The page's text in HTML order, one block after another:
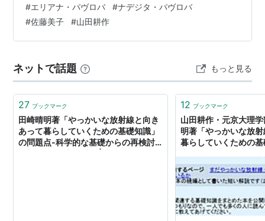
ジタ・パヴロバ嬢 ５．トンボの舞 … クライスラー作 …
エリアナ・パヴロバ嬢 ー休憩ー ６．スパニッシュダンス
… ルビンシュタイン作 … アストロフ氏 ７・ニグロの踊
男 與世山彦士 ８．…
#エリアナ・パヴロバ #ナデジタ・パヴロバ
#佐藤美子 #山田耕作
ネットで話題 もっと見る
27 ブックマーク
田崎晴明著「やっかいな放射線と向き
あって暮らしていくための基礎知識」
の問題点‐科学的な基礎からの再検討
12 ブックマーク
山田耕作・元京大理
明著「やっかいな放
暮らしていくための
む』